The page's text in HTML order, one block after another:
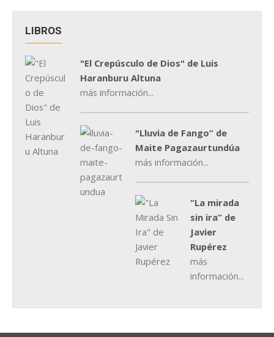
LIBROS
"El Crepúsculo de Dios" de Luis
Haranburu Altuna
más información...
"Lluvia de Fango” de
Maite Pagazaurtundúa
más información...
“La mirada
sin ira” de
Javier
Rupérez
más
información...